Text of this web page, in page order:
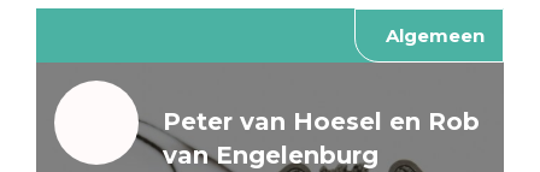
Algemeen
Peter van Hoesel en Rob
van Engelenburg